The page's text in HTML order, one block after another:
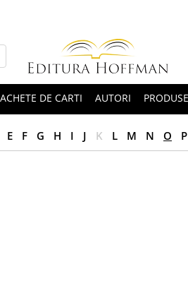
DE CARTI AUTORI
E F G H I J K L M N O P